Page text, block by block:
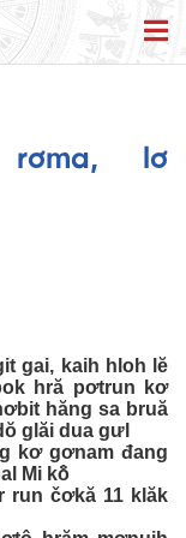
lơ
gai, kaih hloh lĕ
hră pơtrun kơ
hăng sa bruă
glăi dua gưl
kơ gơnam đang
Mi kô̆
run čơkă 11 klăk